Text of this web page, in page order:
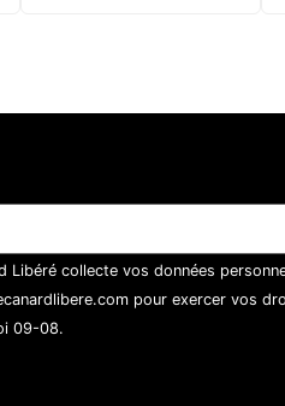
Libéré collecte vos données
pour exercer vos
09-08.